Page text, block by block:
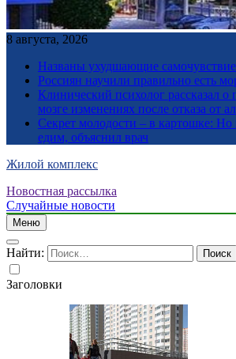
8 августа, 2026
Названы ухудшающие
Россиян научили правильно есть
Клинический психолог рассказал о
мозге изменениях после отказа от
Секрет молодости – в картошке:
едим, объяснил врач
Жилой комплекс
Новостная рассылка
Случайные новости
Меню
Найти:
Заголовки